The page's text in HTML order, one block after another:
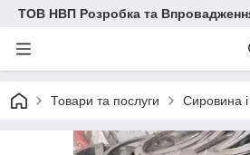
ТОВ НВП Розробка та
Товари та послуги Сировина